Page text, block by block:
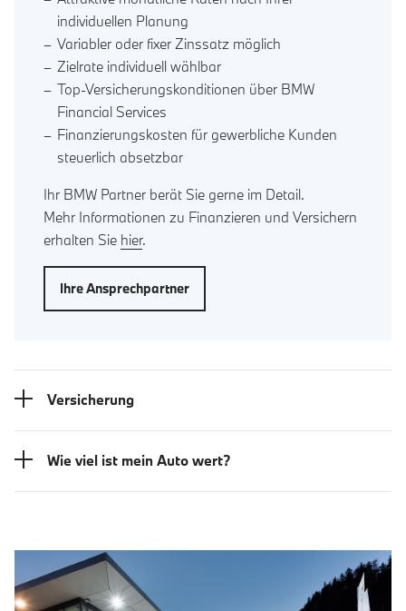
individuellen Planung
Variabler oder fixer Zinssatz möglich
Zielrate individuell wählbar
Top-Versicherungskonditionen über BMW
Financial Services
Finanzierungskosten für gewerbliche Kunden
steuerlich absetzbar
Ihr BMW Partner berät Sie gerne im Detail.
Mehr Informationen zu Finanzieren und Versichern
erhalten Sie hier.
Ihre Ansprechpartner
Versicherung
Wie viel ist mein Auto wert?